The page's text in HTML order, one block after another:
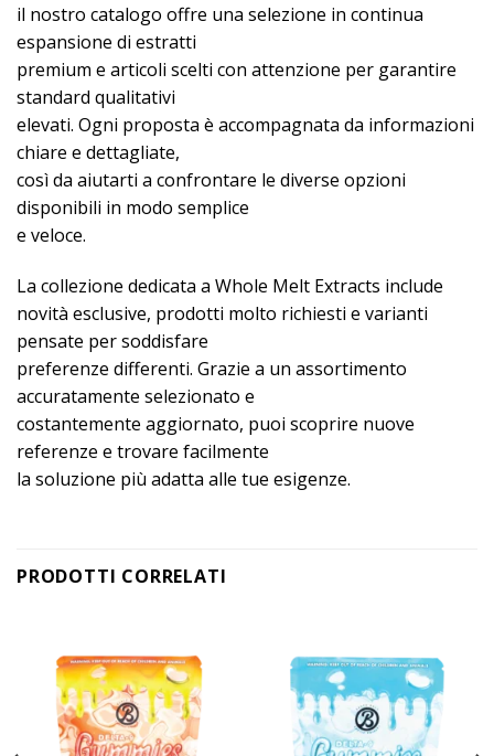
il nostro catalogo offre una selezione in continua
espansione di estratti
premium e articoli scelti con attenzione per garantire
standard qualitativi
elevati. Ogni proposta è accompagnata da informazioni
chiare e dettagliate,
così da aiutarti a confrontare le diverse opzioni
disponibili in modo semplice
e veloce.
La collezione dedicata a Whole Melt Extracts include
novità esclusive, prodotti molto richiesti e varianti
pensate per soddisfare
preferenze differenti. Grazie a un assortimento
accuratamente selezionato e
costantemente aggiornato, puoi scoprire nuove
referenze e trovare facilmente
la soluzione più adatta alle tue esigenze.
PRODOTTI CORRELATI